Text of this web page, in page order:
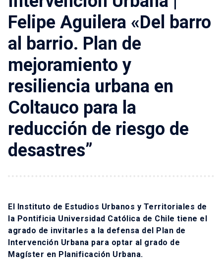
Felipe Aguilera «Del barro
al barrio. Plan de
mejoramiento y
resiliencia urbana en
Coltauco para la
reducción de riesgo de
desastres”
El Instituto de Estudios Urbanos y Territoriales de
la Pontificia Universidad Católica de Chile tiene el
agrado de invitarles a la defensa del Plan de
Intervención Urbana para optar al grado de
Magíster en Planificación Urbana.